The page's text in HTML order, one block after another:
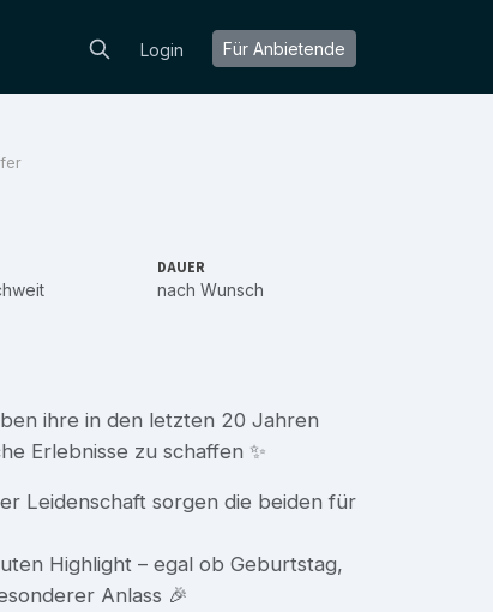
Login Für Anbietende
DAUER
nach Wunsch
ihre in den letzten 20 Jahren
Erlebnisse zu schaffen ✨
Leidenschaft sorgen die beiden für
Highlight – egal ob Geburtstag,
Anlass 🎉